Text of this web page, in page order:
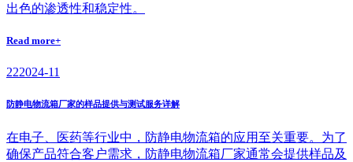
出色的渗透性和稳定性。
Read more+
222024-11
防静电物流箱厂家的样品提供与测试服务详解
在电子、医药等行业中，防静电物流箱的应用至关重要。为了
确保产品符合客户需求，防静电物流箱厂家通常会提供样品及